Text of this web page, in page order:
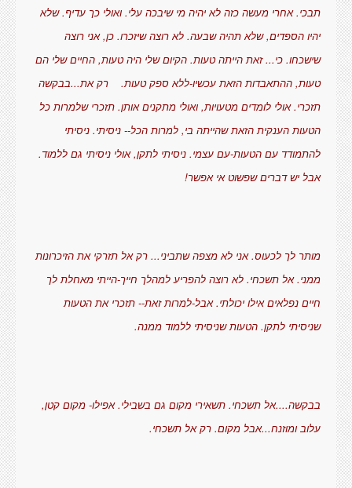
תבכי. אחרי מעשה כזה לא יהיה מי שיבכה עלי. ואולי כך עדיף. שלא
יהיו הספדים, שלא תהיה שבעה. לא רוצה שיזכרו. כן, אני רוצה
שישכחו. כי... זאת הייתה טעות. הקיום שלי היה טעות, החיים שלי הם
טעות, ההתאבדות הזאת עכשיו-ללא ספק טעות. רק את...בבקשה
תזכרי. אולי לומדים מטעויות, ואולי מתקנים אותן. תזכרי שלמרות כל
הטעות הענקית הזאת שהייתה בי, למרות הכל-- ניסיתי. ניסיתי
להתמודד עם הטעות-עם עצמי. ניסיתי לתקן, אולי ניסיתי גם ללמוד.
אבל יש דברים שפשוט אי אפשר!
מותר לך לכעוס. אני לא מצפה שתביני... רק אל תזרקי את הזיכרונות
ממני. אל תשכחי. לא רוצה להפריע למהלך חייך-הייתי מאחלת לך
חיים נפלאים אילו יכולתי. אבל-למרות זאת-- תזכרי את הטעות
שניסיתי לתקן. הטעות שניסיתי ללמוד ממנה.
בבקשה....אל תשכחי. תשאירי מקום גם בשבילי. אפילו- מקום קטן,
עלוב ומוזנח...אבל מקום. רק אל תשכחי.